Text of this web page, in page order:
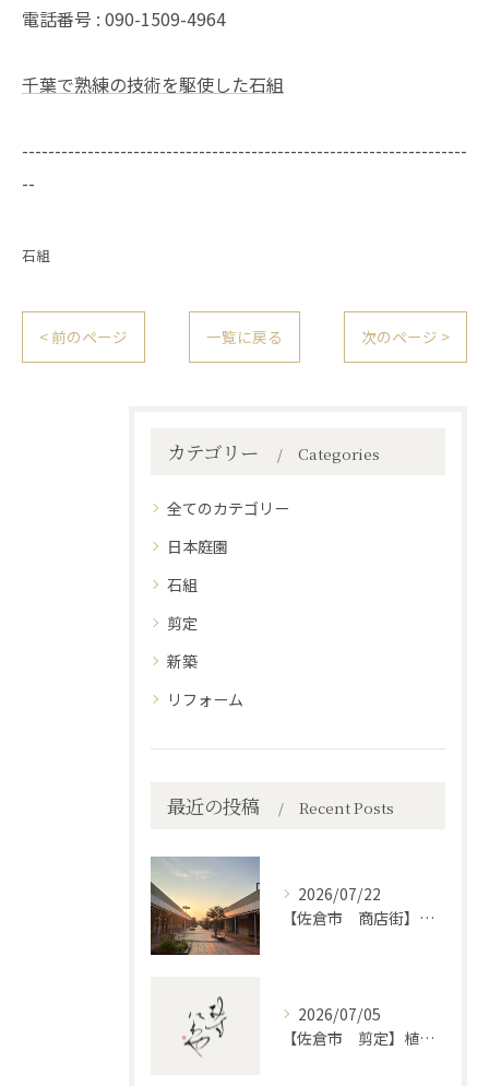
電話番号 : 090-1509-4964
千葉で熟練の技術を駆使した石組
--------------------------------------------------------------------
--
石組
< 前のページ 一覧に戻る 次のページ >
カテゴリー Categories
全てのカテゴリー
日本庭園
石組
剪定
新築
リフォーム
最近の投稿 Recent Posts
2026/07/22
【佐倉市 商店街】街路植木剪定
2026/07/05
【佐倉市 剪定】植木・庭木の剪定、プロに頼むとどう違うのか。